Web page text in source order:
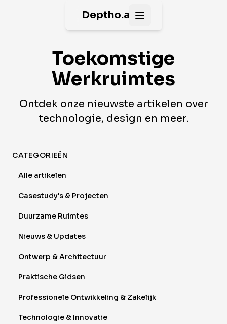
Deptho.ai Open main menu
Toekomstige
Werkruimtes
Ontdek onze nieuwste artikelen over
technologie, design en meer.
CATEGORIEËN
Alle artikelen
Casestudy's & Projecten
Duurzame Ruimtes
Nieuws & Updates
Ontwerp & Architectuur
Praktische Gidsen
Professionele Ontwikkeling & Zakelijk
Technologie & Innovatie